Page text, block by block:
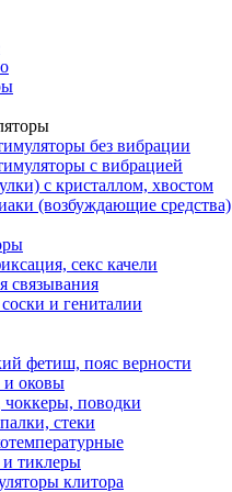
без вибрации
с вибрацией
с кристаллом, хвостом
(возбуждающие средства)
секс качели
связывания
и гениталии
фетиш, пояс верности
оковы
поводки
стеки
тиклеры
клитора